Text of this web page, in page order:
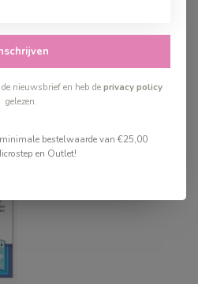
nieuwsbrief en heb deprivacy policy
gelezen.
bestelwaarde van €25,00
en Outlet!